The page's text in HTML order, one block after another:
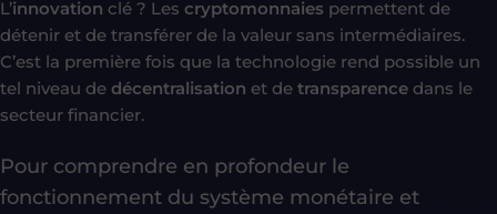
L’innovation clé ? Les cryptomonnaies permettent de
détenir et de transférer de la valeur sans intermédiaires.
C’est la première fois que la technologie rend possible un
tel niveau de décentralisation et de transparence dans le
secteur financier.
Pour comprendre en profondeur le
fonctionnement du système monétaire et